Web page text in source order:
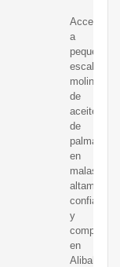
Acceda
a
pequeña
escala
molino
de
aceite
de
palma
en
malasia
altamente
confiable
y
en